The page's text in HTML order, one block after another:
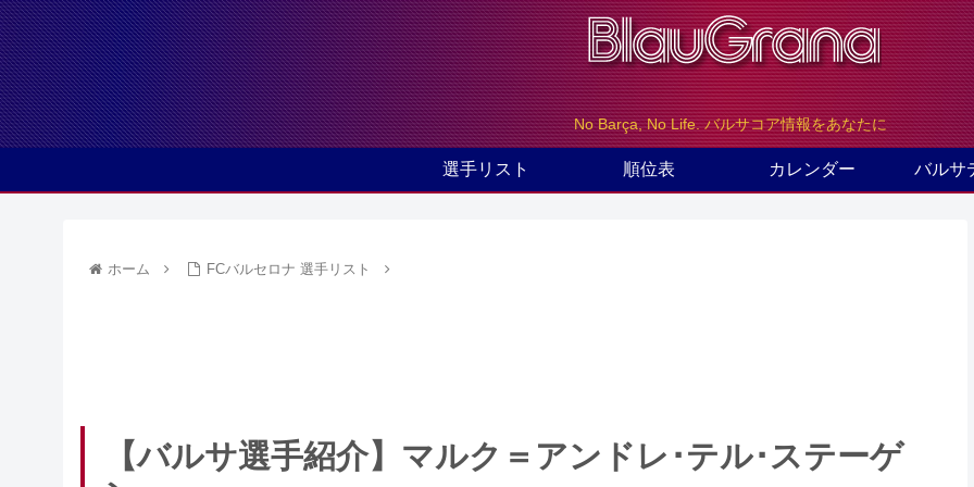
No Barça, No Life. バルサコア情報をあなたに
選手リスト 順位表 カレンダー バルサ
ホーム FCバルセロナ 選手リスト
【バルサ選手紹介】マルク＝アンドレ･テル･ステーゲ